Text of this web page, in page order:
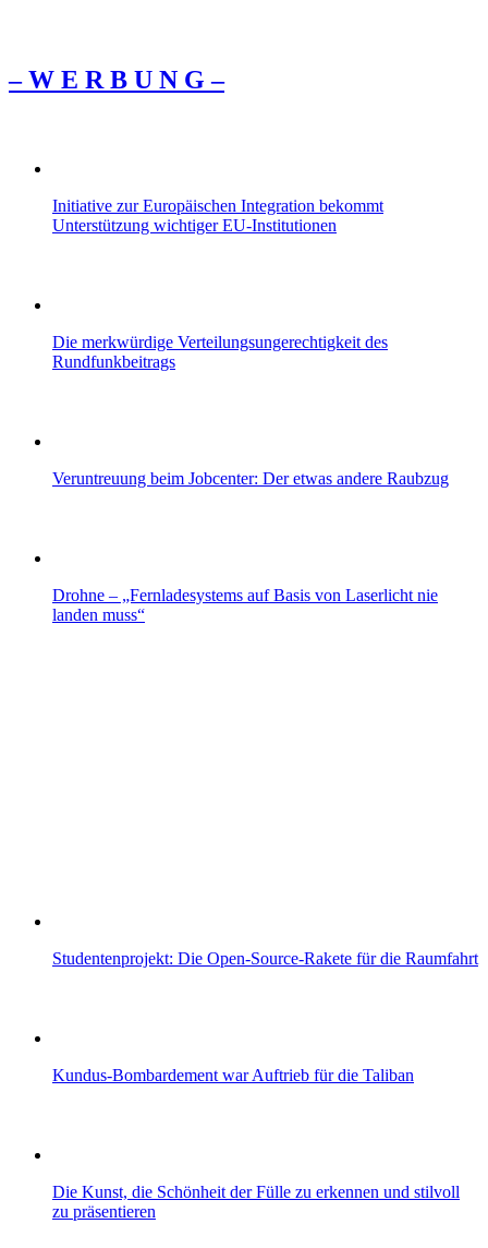
– W Ε R Β U Ν G –
Initiative zur Europäischen Integration bekommt
Unterstützung wichtiger EU-Institutionen
Die merkwürdige Verteilungsungerechtigkeit des
Rundfunkbeitrags
Veruntreuung beim Jobcenter: Der etwas andere Raubzug
Drohne – „Fernladesystems auf Basis von Laserlicht nie
landen muss“
Studentenprojekt: Die Open-Source-Rakete für die Raumfahrt
Kundus-Bombardement war Auftrieb für die Taliban
Die Kunst, die Schönheit der Fülle zu erkennen und stilvoll
zu präsentieren